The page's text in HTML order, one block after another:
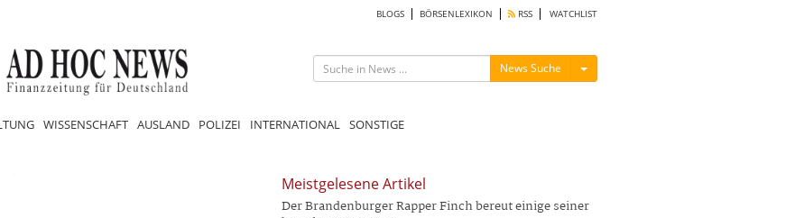
BLOGS BÖRSENLEXIKON RSS WATCHLIST
News Suche Menü ein-/ausblenden
WISSENSCHAFT AUSLAND POLIZEI INTERNATIONAL SONSTIGE
Meistgelesene Artikel
Der Brandenburger Rapper Finch bereut einige seiner